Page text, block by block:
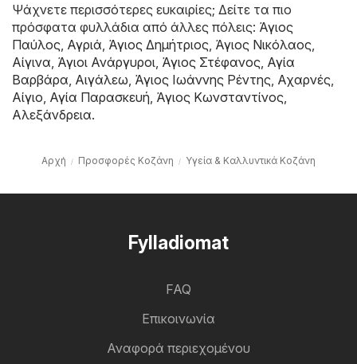
Ψάχνετε περισσότερες ευκαιρίες; Δείτε τα πιο
πρόσφατα φυλλάδια από άλλες πόλεις: Άγιος
Παύλος Αγριά Άγιος Δημήτριος Άγιος Νικόλαος
Αίγινα Άγιοι Ανάργυροι Άγιος Στέφανος Αγία
Βαρβάρα Αιγάλεω Άγιος Ιωάννης Ρέντης Αχαρνές
Αίγιο Αγία Παρασκευή Άγιος Κωνσταντίνος
Αλεξάνδρεια.
Αρχή Προσφορές Κοζάνη Υγεία & Καλλυντικά Κοζάνη
Fylladiomat
FAQ
Επικοινωνία
Αναφορά περιεχομένου